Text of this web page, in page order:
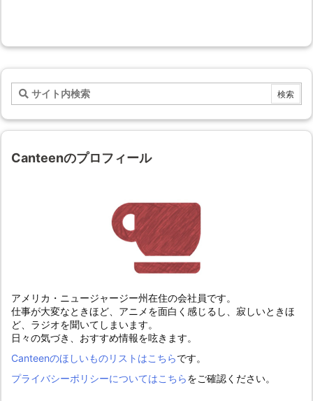
Canteenのプロフィール
アメリカ・ニュージャージー州在住の会社員です。
仕事が大変なときほど、アニメを面白く感じるし、寂しいときほ
ど、ラジオを聞いてしまいます。
日々の気づき、おすすめ情報を呟きます。
Canteenのほしいものリストはこちらです。
プライバシーポリシーについてはこちらをご確認ください。